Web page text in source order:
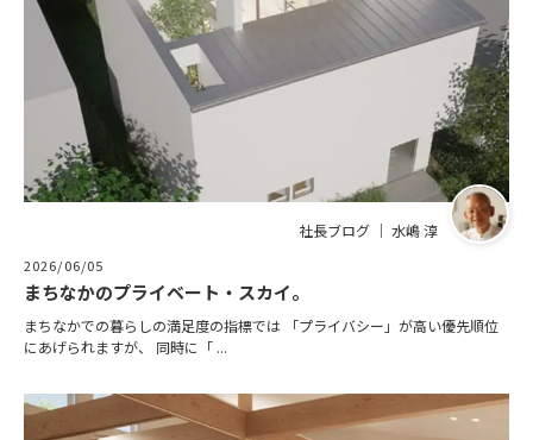
社長ブログ ｜ 水嶋 淳
2026/06/05
まちなかのプライベート・スカイ。
まちなかでの暮らしの満足度の指標では 「プライバシー」が高い優先順位
にあげられますが、 同時に「 ...